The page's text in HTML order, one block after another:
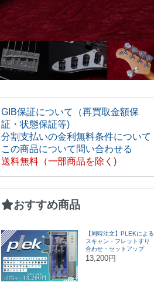
GIB保証について（再買取金額保
証・状態保証等)
分割支払いの金利無料条件について
この商品について問い合わせる
送料無料（一部商品を除く)
おすすめ商品
【同時注文】PLEKによる
スキャン・フレットすり
合わせ・セットアップ
13,200円